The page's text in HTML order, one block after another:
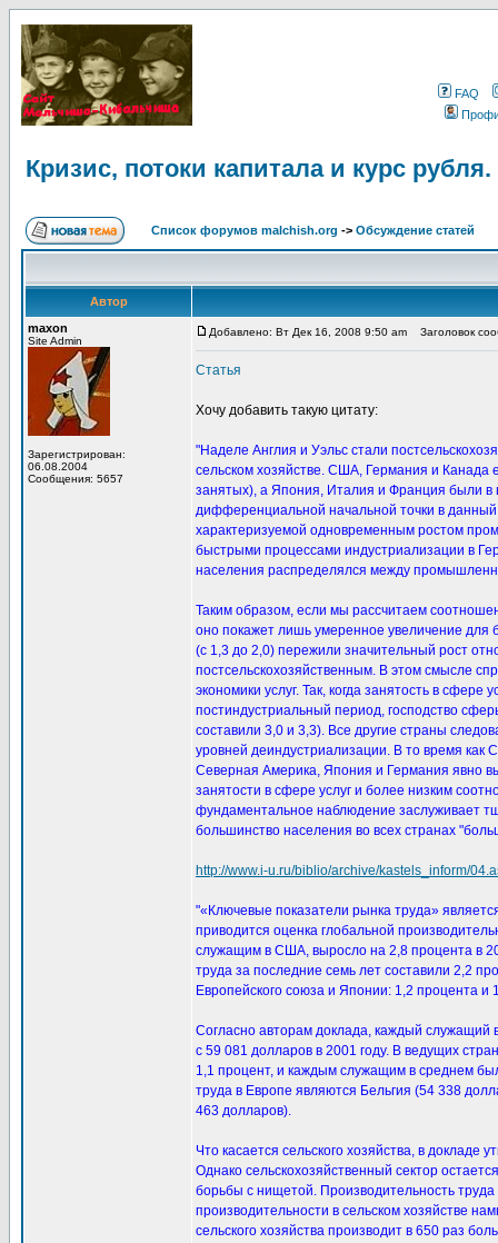
FAQ
Кризис, потоки капитала и курс
Список форумов malchish.org -> Обсуждение статей
Автор
maxon
Site Admin
Зарегистрирован:
06.08.2004
Сообщения: 5657
Добавлено: Вт Дек 16, 2008 9:50 am Заголовок
Статья
Хочу добавить такую цитату:
"Наделе Англия и Уэльс стали
сельском хозяйстве. США, Германия и Канада
занятых), а Япония, Италия и Франция были в
дифференциальной начальной точки в данный
характеризуемой одновременным ростом
быстрыми процессами индустриализации в
населения распределялся между
Таким образом, если мы рассчитаем
оно покажет лишь умеренное увеличение для
(с 1,3 до 2,0) пережили значительный рост
постсельскохозяйственным. В этом смысле
экономики услуг. Так, когда занятость в
постиндустриальный период, господство
составили 3,0 и 3,3). Все другие страны
уровней деиндустриализации. В то время
Северная Америка, Япония и Германия явно
занятости в сфере услуг и более низким
фундаментальное наблюдение заслуживает
большинство населения во всех странах
http://www.i-u.ru/biblio/archive/kastels_inform/
"«Ключевые показатели рынка труда»
приводится оценка глобальной
служащим в США, выросло на 2,8 процента в
труда за последние семь лет составили 2,2
Европейского союза и Японии: 1,2 процента
Согласно авторам доклада, каждый служащий
с 59 081 долларов в 2001 году. В ведущих
1,1 процент, и каждым служащим в среднем
труда в Европе являются Бельгия (54 338
463 долларов).
Что касается сельского хозяйства, в докладе
Однако сельскохозяйственный сектор
борьбы с нищетой. Производительность
производительности в сельском хозяйстве
сельского хозяйства производит в 650 раз